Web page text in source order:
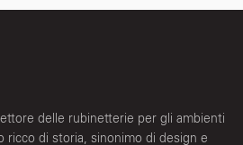
delle rubinetterie per gli ambienti
ricco di storia, sinonimo di design e